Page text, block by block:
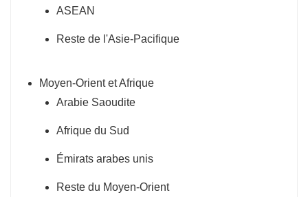
ASEAN
Reste de l'Asie-Pacifique
Moyen-Orient et Afrique
Arabie Saoudite
Afrique du Sud
Émirats arabes unis
Reste du Moyen-Orient